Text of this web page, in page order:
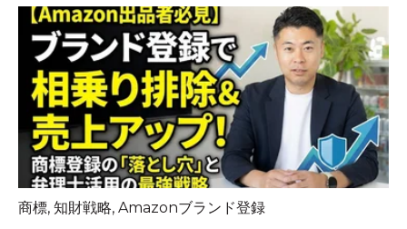
商標, 知財戦略, Amazonブランド登録